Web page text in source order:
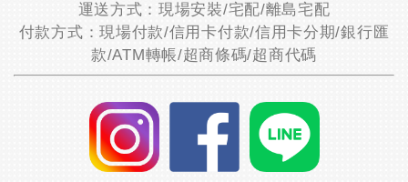
運送方式：現場安裝/宅配/離島宅配
付款方式：現場付款/信用卡付款/信用卡分期/銀行匯
款/ATM轉帳/超商條碼/超商代碼